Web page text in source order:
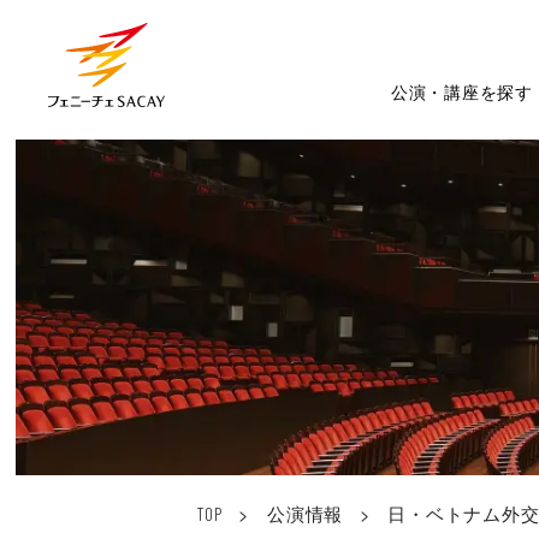
公演・講座を探す
TOP > 公演情報 > 日・ベトナム外